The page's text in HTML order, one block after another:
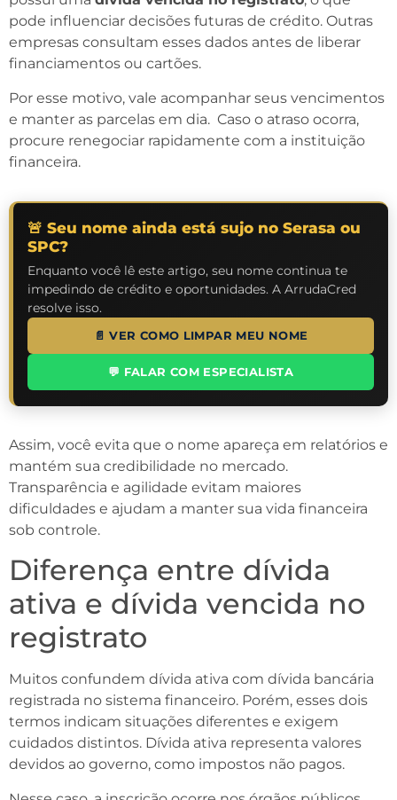
pode influenciar decisões futuras de crédito. Outras
empresas consultam esses dados antes de liberar
financiamentos ou cartões.
Por esse motivo, vale acompanhar seus vencimentos
e manter as parcelas em dia. Caso o atraso ocorra,
procure renegociar rapidamente com a instituição
financeira.
🚨 Seu nome ainda está sujo no Serasa ou
SPC?
Enquanto você lê este artigo, seu nome continua te
impedindo de crédito e oportunidades. A ArrudaCred
resolve isso.
📄 VER COMO LIMPAR MEU NOME
💬 FALAR COM ESPECIALISTA
Assim, você evita que o nome apareça em relatórios e
mantém sua credibilidade no mercado.
Transparência e agilidade evitam maiores
dificuldades e ajudam a manter sua vida financeira
sob controle.
Diferença entre dívida
ativa e dívida vencida no
registrato
Muitos confundem dívida ativa com dívida bancária
registrada no sistema financeiro. Porém, esses dois
termos indicam situações diferentes e exigem
cuidados distintos. Dívida ativa representa valores
devidos ao governo, como impostos não pagos.